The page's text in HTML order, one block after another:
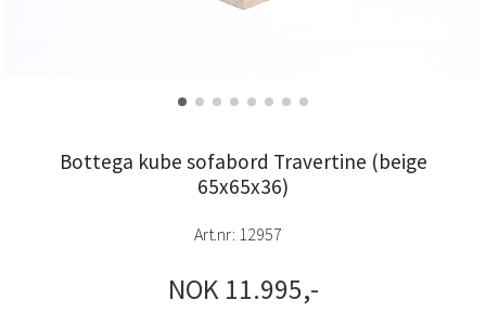
Bottega kube sofabord Travertine (beige
65x65x36)
Art.nr: 12957
NOK 11.995,-